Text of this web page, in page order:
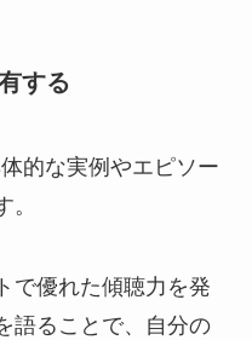
する
的な実例やエピソー
で優れた傾聴力を発
語ることで、自分の